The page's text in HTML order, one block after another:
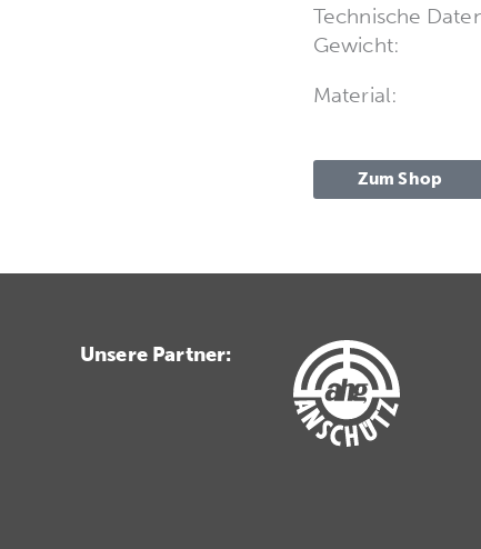
Technische
Gewicht:
Material:
Zum Shop
Unsere Partner: